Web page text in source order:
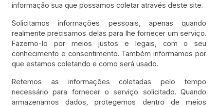
informação sua que possamos coletar através deste site.
Solicitamos informações pessoais, apenas quando
realmente precisamos delas para lhe fornecer um serviço.
Fazemo-lo por meios justos e legais, com o seu
conhecimento e consentimento. Também informamos por
que estamos coletando e como será usado.
Retemos as informações coletadas pelo tempo
necessário para fornecer o serviço solicitado. Quando
armazenamos dados, protegemos dentro de meios